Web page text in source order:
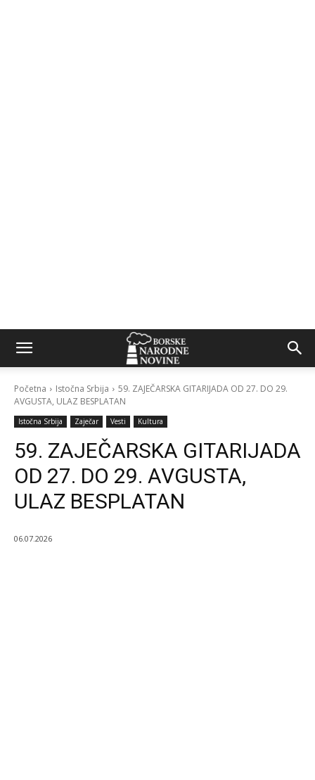
Početna Istočna Srbija
59. ZAJEČARSKA GITARIJADA OD 27. DO 29.
AVGUSTA, ULAZ BESPLATAN
Istočna Srbija Zaječar Vesti Kultura
59. ZAJEČARSKA GITARIJADA
OD 27. DO 29. AVGUSTA,
ULAZ BESPLATAN
06.07.2026